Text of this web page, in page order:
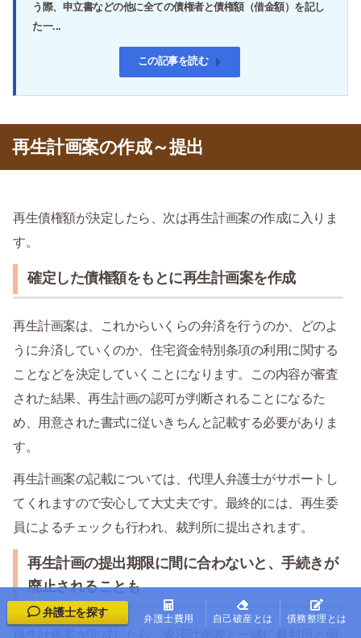
う際、申立書などの他に全ての債権者と債権額（借金額）を記し
た一...
この記事を読む
再生計画案の作成～提出
再生債権額が決定したら、次は再生計画案の作成に入りま
す。
確定した債権額をもとに再生計画案を作成
再生計画案は、これからいくらの弁済を行うのか、どのよ
うに弁済していくのか、住宅資金特別条項の利用に関する
ことなどを決定していくことになります。この内容が審査
された結果、再生計画の認可が判断されることになるた
め、用意された書式に従いきちんと記載する必要がありま
す。
再生計画案の記載については、代理人弁護士がサポートし
てくれますので安心して大丈夫です。最終的には、再生委
員によるチェックも行われ、裁判所に提出されます。
再生計画の提出期限に間に合わないと、手続きが
廃止されることも
弁護士を探す 弁護士費用 自己破産とは 債務整理とは